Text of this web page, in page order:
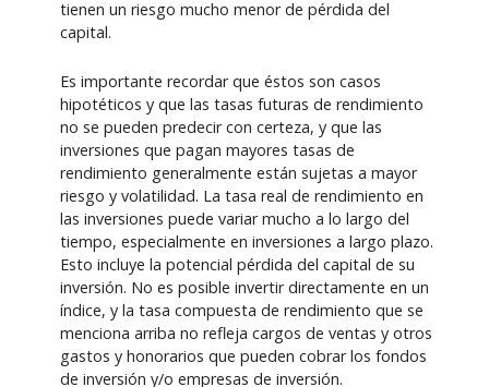
tienen un riesgo mucho menor de pérdida del
capital.
Es importante recordar que éstos son casos
hipotéticos y que las tasas futuras de rendimiento
no se pueden predecir con certeza, y que las
inversiones que pagan mayores tasas de
rendimiento generalmente están sujetas a mayor
riesgo y volatilidad. La tasa real de rendimiento en
las inversiones puede variar mucho a lo largo del
tiempo, especialmente en inversiones a largo plazo.
Esto incluye la potencial pérdida del capital de su
inversión. No es posible invertir directamente en un
índice, y la tasa compuesta de rendimiento que se
menciona arriba no refleja cargos de ventas y otros
gastos y honorarios que pueden cobrar los fondos
de inversión y/o empresas de inversión.